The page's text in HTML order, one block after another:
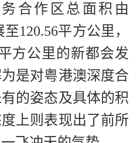
合作区总面积由
120.56平方公里，
方公里的新都会发
是对粤港澳深度合
的姿态及具体的积
上则表现出了前所